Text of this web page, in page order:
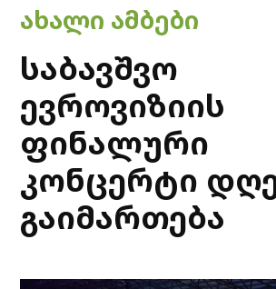
POSTED
IN
ᲐᲮᲐᲚᲘ ᲐᲛᲑᲔᲑᲘ
საბავშვო
ევროვიზიის
ფინალური
კონცერტი
გაიმართება